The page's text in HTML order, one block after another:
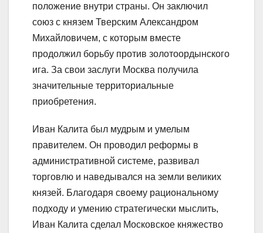
положение внутри страны. Он заключил
союз с князем Тверским Александром
Михайловичем, с которым вместе
продолжил борьбу против золотоордынского
ига. За свои заслуги Москва получила
значительные территориальные
приобретения.
Иван Калита был мудрым и умелым
правителем. Он проводил реформы в
административной системе, развивал
торговлю и наведывался на земли великих
князей. Благодаря своему рациональному
подходу и умению стратегически мыслить,
Иван Калита сделал Московское княжество